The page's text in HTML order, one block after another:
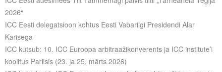
2026“
ICC Eesti delegatsioon kohtus Eesti Vabariigi Presidendi Alar
Karisega
ICC kutsub: 10. ICC Euroopa arbitraažikonverents ja ICC institute’i
koolitus Pariisis (23. ja 25. märts 2026)